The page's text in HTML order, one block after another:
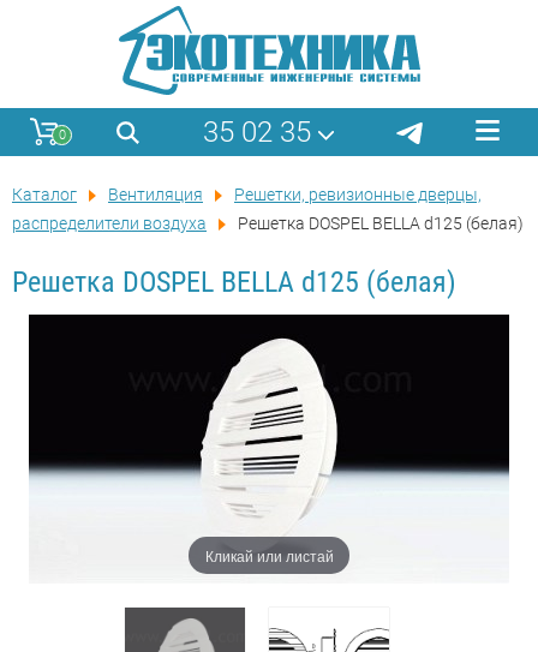
0 35 02 35
Каталог Вентиляция
Решетки, ревизионные дверцы,
распределители воздуха
Решетка DOSPEL BELLA d125 (белая)
Решетка DOSPEL BELLA d125 (белая)
Кликай или листай